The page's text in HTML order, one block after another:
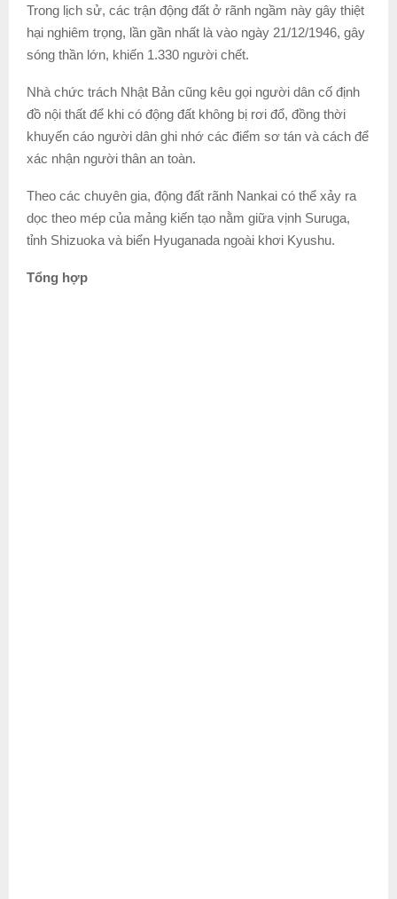
Trong lịch sử, các trận động đất ở rãnh ngầm này gây thiệt
hại nghiêm trọng, lần gần nhất là vào ngày 21/12/1946, gây
sóng thần lớn, khiến 1.330 người chết.
Nhà chức trách Nhật Bản cũng kêu gọi người dân cố định
đồ nội thất để khi có động đất không bị rơi đổ, đồng thời
khuyến cáo người dân ghi nhớ các điểm sơ tán và cách để
xác nhận người thân an toàn.
Theo các chuyên gia, động đất rãnh Nankai có thể xảy ra
dọc theo mép của mảng kiến tạo nằm giữa vịnh Suruga,
tỉnh Shizuoka và biển Hyuganada ngoài khơi Kyushu.
Tổng hợp